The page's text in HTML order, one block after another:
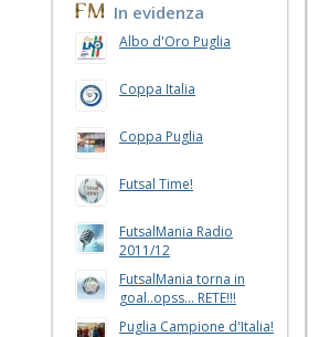
In evidenza
Albo d'Oro Puglia
Coppa Italia
Coppa Puglia
Futsal Time!
FutsalMania Radio
2011/12
FutsalMania torna in
goal..opss... RETE!!!
Puglia Campione d'Italia!